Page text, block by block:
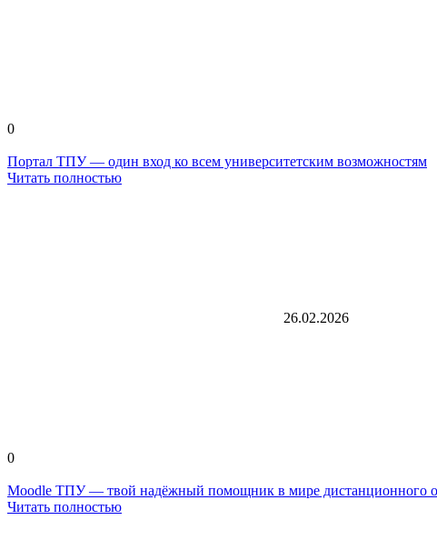
0
Портал ТПУ — один вход ко всем университетским возможностям
Читать полностью
26.02.2026
0
Moodle ТПУ — твой надёжный помощник в мире дистанционного
Читать полностью